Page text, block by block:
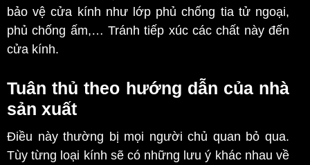
bảo vệ cửa kính như lớp phủ chống tia tử ngoại,
phủ chống ấm,… Tránh tiếp xúc các chất này đến
cửa kính.
Tuân thủ theo hướng dẫn của nhà
sản xuất
Điều này thường bị mọi người chủ quan bỏ qua.
Tùy từng loại kính sẽ có những lưu ý khác nhau về